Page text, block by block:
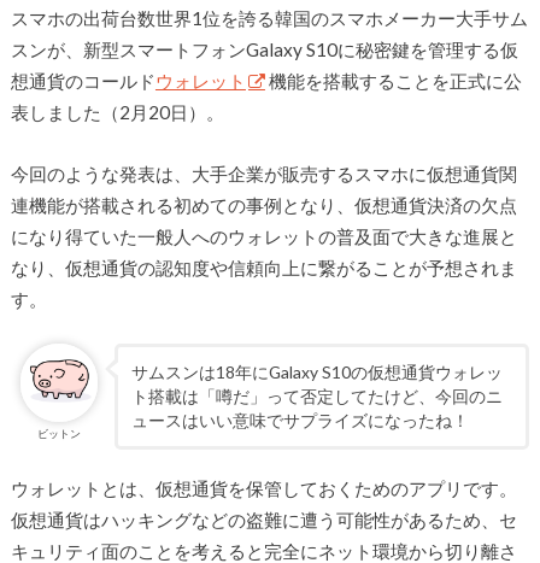
スマホの出荷台数世界1位を誇る韓国のスマホメーカー大手サム
スンが、新型スマートフォンGalaxy S10に秘密鍵を管理する仮
想通貨のコールドウォレット
機能を搭載することを正式に公
表しました（2月20日）。
今回のような発表は、大手企業が販売するスマホに仮想通貨関
連機能が搭載される初めての事例となり、仮想通貨決済の欠点
になり得ていた一般人へのウォレットの普及面で大きな進展と
なり、仮想通貨の認知度や信頼向上に繋がることが予想されま
す。
ビットン
サムスンは18年にGalaxy S10の仮想通貨ウォレッ
ト搭載は「噂だ」って否定してたけど、今回のニ
ュースはいい意味でサプライズになったね！
ウォレットとは、仮想通貨を保管しておくためのアプリです。
仮想通貨はハッキングなどの盗難に遭う可能性があるため、セ
キュリティ面のことを考えると完全にネット環境から切り離さ